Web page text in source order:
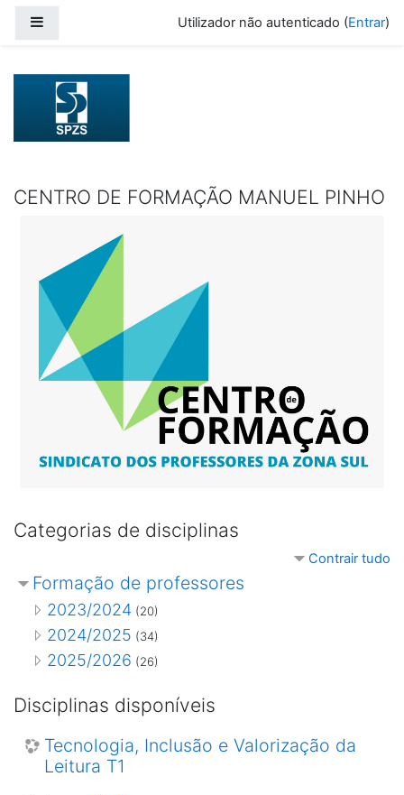
Utilizador não autenticado (Entrar)
CENTRO DE FORMAÇÃO MANUEL PINHO
Categorias de disciplinas
Contrair tudo
Formação de professores
2023/2024 (20)
2024/2025 (34)
2025/2026 (26)
Disciplinas disponíveis
Tecnologia, Inclusão e Valorização da
Leitura T1